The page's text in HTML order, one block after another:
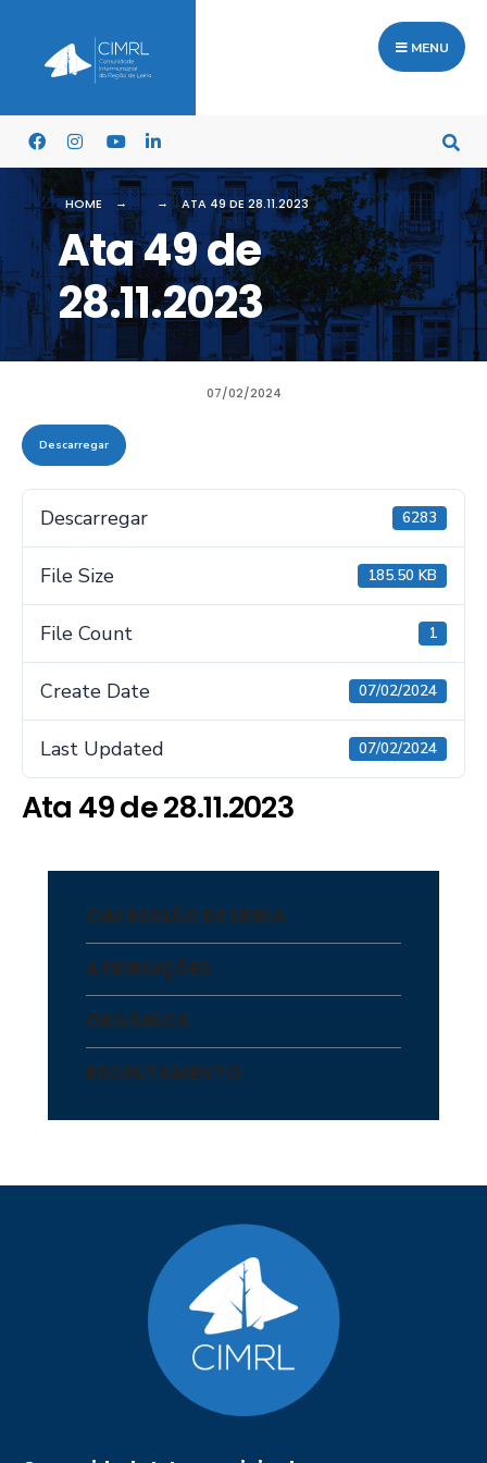
MENU
HOME ATA 49 DE 28.11.2023
Ata 49 de
28.11.2023
07/02/2024
Descarregar
Descarregar 6283
File Size 185.50 KB
File Count 1
Create Date 07/02/2024
Last Updated 07/02/2024
Ata 49 de 28.11.2023
CIM REGIÃO DE LEIRIA
ATRIBUIÇÕES
ORGÂNICA
RECRUTAMENTO